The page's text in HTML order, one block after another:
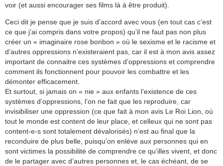
voir (et aussi encourager ses films là à être produit).
Ceci dit je pense que je suis d’accord avec vous (en tout cas c’est
ce que j’ai compris dans votre propos) qu’il ne faut pas non plus
créer un « imaginaire rose bonbon » où le sexisme et le racisme et
d’autres oppressions n’existeraient pas, car il est à mon avis assez
important de connaitre ces systèmes d’oppressions et comprendre
comment ils fonctionnent pour pouvoir les combattre et les
démonter efficacement.
Et surtout, si jamais on « nie » aux enfants l’existence de ces
systèmes d’oppressions, l’on ne fait que les reproduire, car
invisibiliser une oppression (ce que fait à mon avis Le Roi Lion, où
tout le monde est content de leur place, et celleux qui ne sont pas
content-e-s sont totalement dévalorisés) n’est au final que la
reconduire de plus belle, puisqu’on enlève aux personnes qui en
sont victimes la possibilité de comprendre ce qu’illes vivent, et donc
de le partager avec d’autres personnes et, le cas échéant, de se